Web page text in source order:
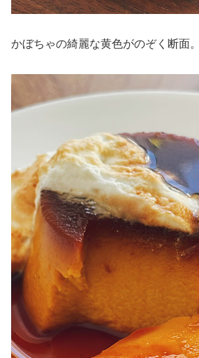
かぼちゃの綺麗な黄色がのぞく断面。